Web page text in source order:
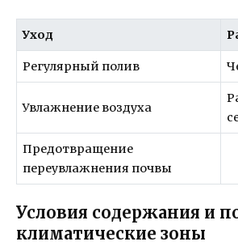
Уход
Регулярный полив
Увлажнение воздуха
Предотвращение
переувлажнения почвы
Условия содержания и
климатические зоны